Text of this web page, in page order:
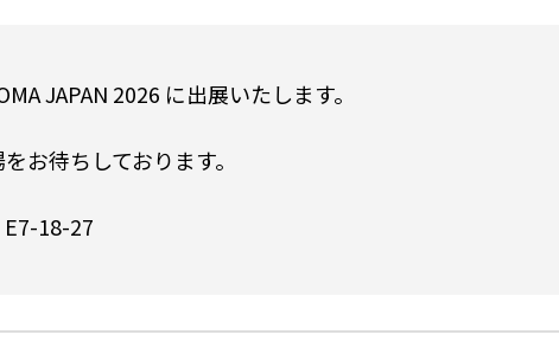
JAPAN 2026 に出展いたします。
お待ちしております。
18-27